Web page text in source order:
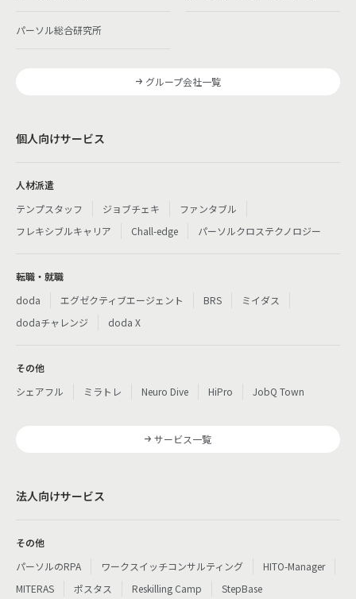
パーソル総合研究所
グループ会社一覧
個人向けサービス
人材派遣
テンプスタッフ
ジョブチェキ
ファンタブル
フレキシブルキャリア
Chall-edge パーソルクロステクノロジー
転職・就職
doda
エグゼクティブエージェント BRS
ミイダス
dodaチャレンジ
doda X
その他
シェアフル
ミラトレ Neuro Dive HiPro JobQ Town
サービス一覧
法人向けサービス
その他
パーソルのRPA
ワークスイッチコンサルティング
HITO-Manager
MITERAS
ポスタス Reskilling Camp StepBase